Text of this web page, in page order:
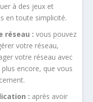
à des jeux et
en toute simplicité.
réseau : vous pouvez
votre réseau,
votre réseau avec
encore, que vous
: après avoir